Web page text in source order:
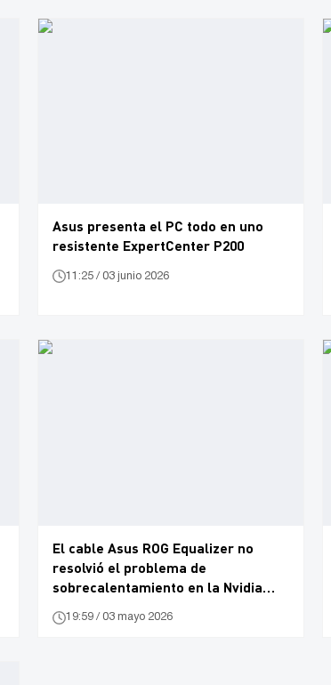
Asus presenta el PC todo en uno
resistente ExpertCenter P200
11:25 / 03 junio 2026
El cable Asus ROG Equalizer no
resolvió el problema de
sobrecalentamiento en la Nvidia
19:59 / 03 mayo 2026